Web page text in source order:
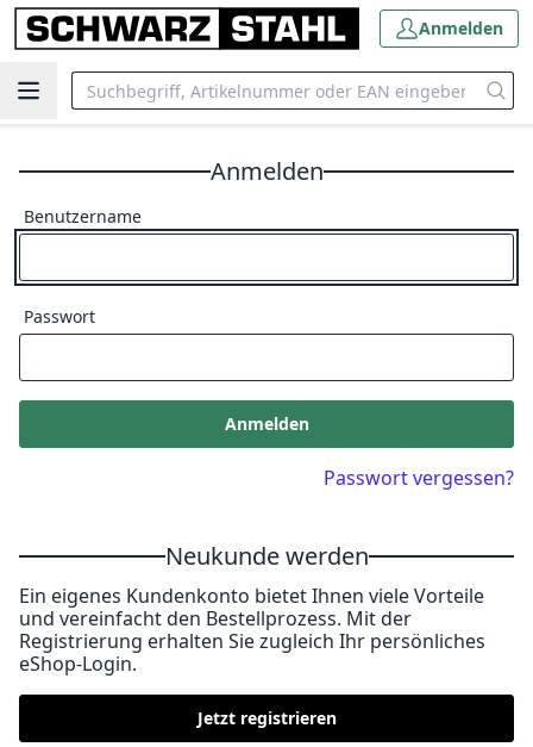
Anmelden
Anmelden
Benutzername
Passwort
Anmelden
Passwort vergessen?
Neukunde werden
Ein eigenes Kundenkonto bietet Ihnen viele Vorteile
und vereinfacht den Bestellprozess. Mit der
Registrierung erhalten Sie zugleich Ihr persönliches
eShop-Login.
Jetzt registrieren